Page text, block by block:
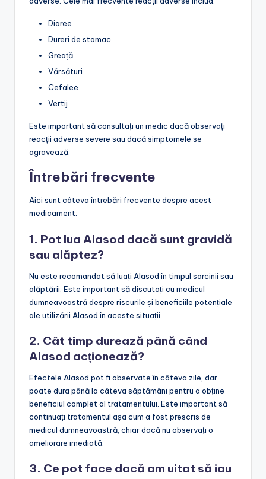
Diaree
Dureri de stomac
Greață
Vărsături
Cefalee
Vertij
Este important să consultați un medic dacă observați
reacții adverse severe sau dacă simptomele se
agravează.
Întrebări frecvente
Aici sunt câteva întrebări frecvente despre acest
medicament:
1. Pot lua Alasod dacă sunt gravidă
sau alăptez?
Nu este recomandat să luați Alasod în timpul sarcinii sau
alăptării. Este important să discutați cu medicul
dumneavoastră despre riscurile și beneficiile potențiale
ale utilizării Alasod în aceste situații.
2. Cât timp durează până când
Alasod acționează?
Efectele Alasod pot fi observate în câteva zile, dar
poate dura până la câteva săptămâni pentru a obține
beneficiul complet al tratamentului. Este important să
continuați tratamentul așa cum a fost prescris de
medicul dumneavoastră, chiar dacă nu observați o
ameliorare imediată.
3. Ce pot face dacă am uitat să iau